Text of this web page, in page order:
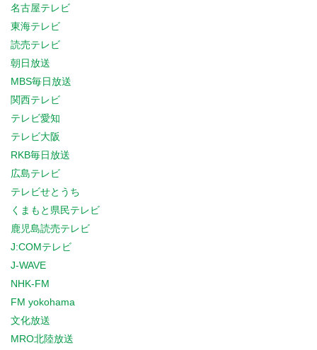
名古屋テレビ
東海テレビ
読売テレビ
朝日放送
MBS毎日放送
関西テレビ
テレビ愛知
テレビ大阪
RKB毎日放送
広島テレビ
テレビせとうち
くまもと県民テレビ
鹿児島読売テレビ
J:COMテレビ
J-WAVE
NHK-FM
FM yokohama
文化放送
MRO北陸放送